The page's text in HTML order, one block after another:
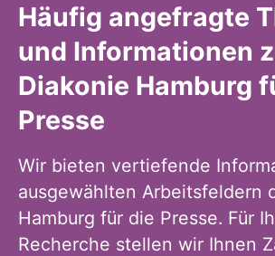
Häufig angefragte
und Informationen
Diakonie Hamburg
Presse
Wir bieten vertiefende
ausgewählten Arbeitsfeldern
Hamburg für die Presse. Für
Recherche stellen wir Ihnen